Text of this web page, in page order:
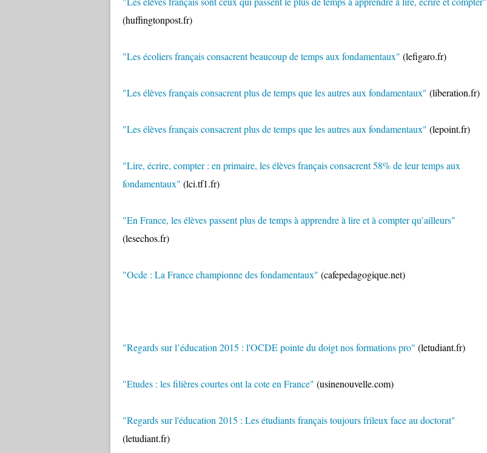
(huffingtonpost.fr)
"Les écoliers français consacrent beaucoup de temps aux fondamentaux" (lefigaro.fr)
"Les élèves français consacrent plus de temps que les autres aux fondamentaux" (liberation.fr)
"Les élèves français consacrent plus de temps que les autres aux fondamentaux" (lepoint.fr)
"Lire, écrire, compter : en primaire, les élèves français consacrent 58% de leur temps aux
fondamentaux" (lci.tf1.fr)
"En France, les élèves passent plus de temps à apprendre à lire et à compter qu’ailleurs"
(lesechos.fr)
"Ocde : La France championne des fondamentaux" (cafepedagogique.net)
"Regards sur l’éducation 2015 : l'OCDE pointe du doigt nos formations pro" (letudiant.fr)
"Etudes : les filières courtes ont la cote en France" (usinenouvelle.com)
"Regards sur l'éducation 2015 : Les étudiants français toujours frileux face au doctorat"
(letudiant.fr)